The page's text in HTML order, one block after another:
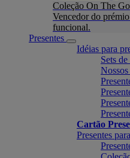
Coleção On The Go
Vencedor do
funcional.
Presentes
Idéias para
Sets de
Cartão
Presentes